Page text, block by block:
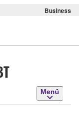
Business
Menü